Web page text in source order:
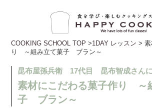
COOKING SCHOOL TOP >1DAY レッスン > 素
り ～組み立て菓子 ブラン～
昆布屋孫兵衛 17代目 昆布智成さん
素材にこだわる菓子作り ～
子 ブラン～